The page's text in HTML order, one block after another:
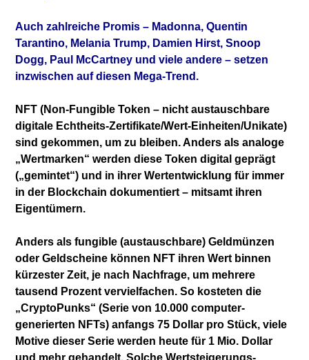
Auch zahlreiche Promis – Madonna, Quentin
Tarantino, Melania Trump, Damien Hirst, Snoop
Dogg, Paul McCartney und viele andere – setzen
inzwischen auf diesen Mega-Trend.
NFT (Non-Fungible Token – nicht austauschbare
digitale Echtheits-Zertifikate/Wert-Einheiten/Unikate)
sind gekommen, um zu bleiben. Anders als analoge
„Wertmarken“ werden diese Token digital geprägt
(„gemintet“) und in ihrer Wertentwicklung für immer
in der Blockchain dokumentiert – mitsamt ihren
Eigentümern.
Anders als fungible (austauschbare) Geldmünzen
oder Geldscheine können NFT ihren Wert binnen
kürzester Zeit, je nach Nachfrage, um mehrere
tausend Prozent vervielfachen. So kosteten die
„CryptoPunks“ (Serie von 10.000 computer-
generierten NFTs) anfangs 75 Dollar pro Stück, viele
Motive dieser Serie werden heute für 1 Mio. Dollar
und mehr gehandelt. Solche Wertsteigerungs-